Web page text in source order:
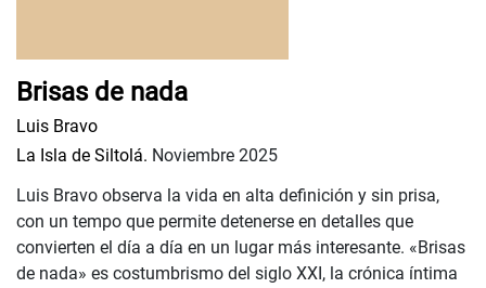
Brisas de nada
Luis Bravo
La Isla de Siltolá. Noviembre 2025
Luis Bravo observa la vida en alta definición y sin prisa,
con un tempo que permite detenerse en detalles que
convierten el día a día en un lugar más interesante. «Brisas
de nada» es costumbrismo del siglo XXI, la crónica íntima